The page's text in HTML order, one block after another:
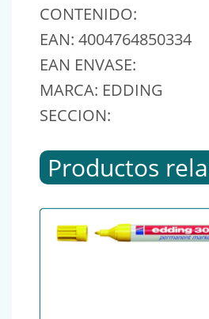
CONTENIDO:
EAN: 4004764850334
EAN ENVASE:
MARCA: EDDING
SECCION:
Productos